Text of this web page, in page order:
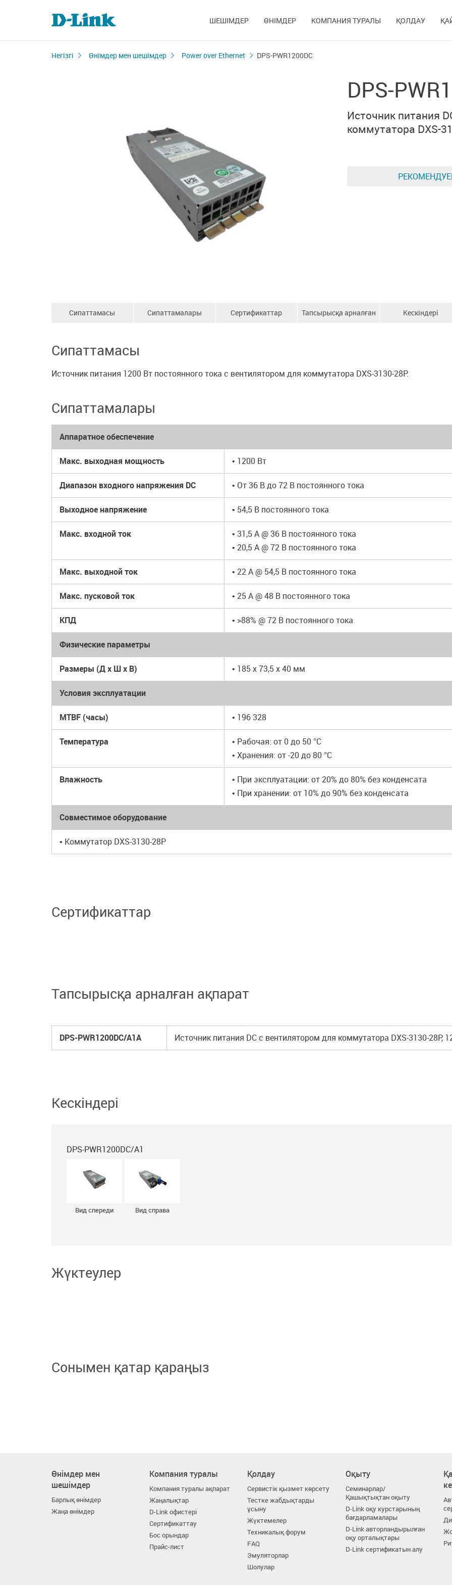
ШЕШІМДЕР ӨНІМДЕР КОМПАНИЯ ТУРАЛЫ ҚОЛДАУ
Негізгі Өнімдер мен шешімдер Power over Ethernet DPS-PWR1200DC
DPS-
Источник питания
коммутатора DXS-
Сипаттамасы Сипаттамалары Сертификаттар Тапсырысқа арналған Кескіндері
Сипаттамасы
Источник питания 1200 Вт постоянного тока с вентилятором для коммутатора DXS-3130-28P.
Сипаттамалары
Аппаратное обеспечение
Макс. выходная мощность • 1200 Вт
Диапазон входного напряжения DC • От 36 В до 72 В постоянного тока
Выходное напряжение • 54,5 В постоянного тока
Макс. входной ток
• 31,5 A @ 36 В постоянного тока
• 20,5 A @ 72 В постоянного тока
Макс. выходной ток • 22 A @ 54,5 В постоянного тока
Макс. пусковой ток • 25 A @ 48 В постоянного тока
КПД • >88% @ 72 В постоянного тока
Физические параметры
Размеры (Д x Ш x В) • 185 х 73,5 х 40 мм
Условия эксплуатации
MTBF (часы) • 196 328
Температура
• Рабочая: от 0 до 50 °C
• Хранения: от -20 до 80 °C
Влажность
• При эксплуатации: от 20% до 80% без конденсата
• При хранении: от 10% до 90% без конденсата
Совместимое оборудование
• Коммутатор DXS-3130-28P
Сертификаттар
Тапсырысқа арналған ақпарат
DPS-PWR1200DC/A1A Источник питания DC с вентилятором для коммутатора DXS-3130-28P,
Кескіндері
DPS-PWR1200DC/A1
Вид спереди Вид справа
Жүктеулер
Сонымен қатар қараңыз
Өнімдер мен
шешімдер
Барлық өнімдер
Жаңа өнімдер
Компания туралы
Компания туралы ақпарат
Жаңалықтар
D-Link офистері
Сертификаттау
Бос орындар
Прайс-лист
Қолдау
Сервистік қызмет көрсету
Тестке жабдықтарды
ұсыну
Жүктемелер
Техникалық форум
FAQ
Эмуляторлар
Шолулар
Оқыту
Семинарлар/
Қашықтықтан оқыту
D-Link оқу курстарының
бағдарламалары
D-Link авторландырылған
оқу орталықтары
D-Link сертификатын алу